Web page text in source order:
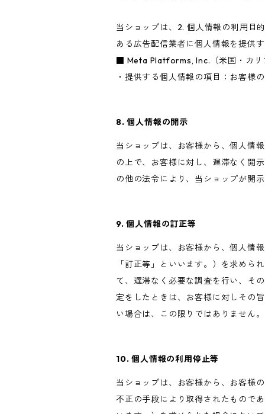
当ショップは、2. 個人情報の利用目
ある広告配信業者に個人情報を提供
■ Meta Platforms, Inc.（米国・カリ
・提供する個人情報の項目：お客様
8. 個人情報の開示
当ショップは、お客様から、個人情
の上で、お客様に対し、遅滞なく開
の他の法令により、当ショップが開
9. 個人情報の訂正等
当ショップは、お客様から、個人情
「訂正等」といいます。）を求めら
て、遅滞なく必要な調査を行い、そ
定をしたときは、お客様に対しその
い場合は、この限りではありません。
10. 個人情報の利用停止等
当ショップは、お客様から、お客様
不正の手段により取得されたもので